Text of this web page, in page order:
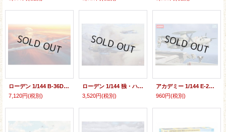
ローデン 1/144 B-36Dピースメーカー戦略爆撃機・増加JETエンジン型【プラモデル】
7,120円(税別)
ローデン 1/144 独・ハインケルHe111H-16/20双発爆撃機・後期生産型【プラモデル】
3,520円(税別)
アカデミー 1/144 E-2C ホークアイ VAW-113”ブラックイーグルス”【プラモデル】
960円(税別)